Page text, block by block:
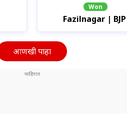
Won
Fazilnagar | BJP
आणखी पाहा